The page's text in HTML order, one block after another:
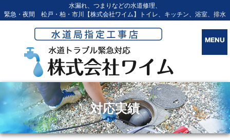
水漏れ、つまりなどの水道修理、
緊急・夜間 松戸・柏・市川【株式会社ワイム】トイレ、キッチン、浴室、排水
対応実績